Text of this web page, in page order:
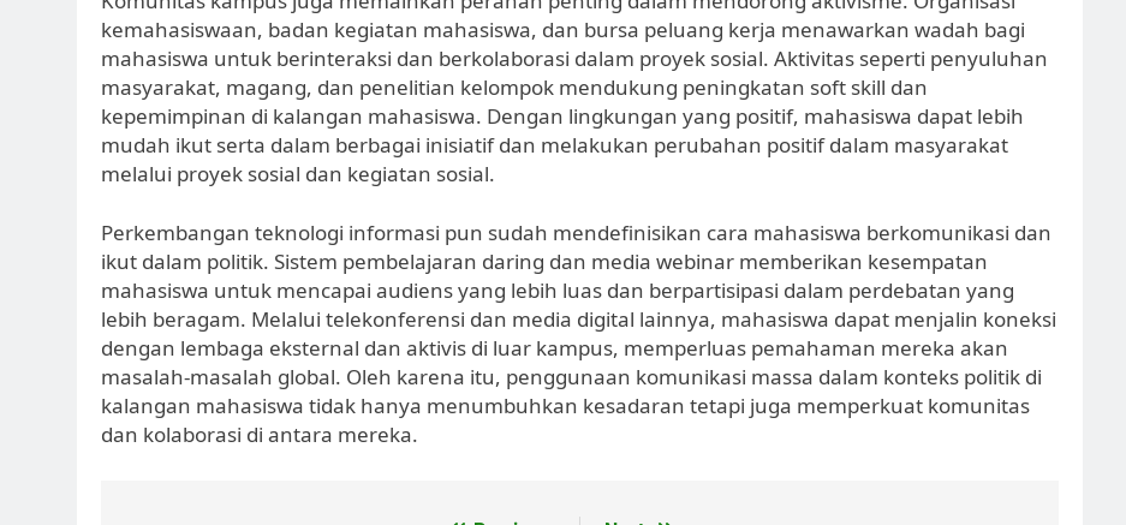
kemahasiswaan, badan kegiatan mahasiswa, dan bursa peluang kerja menawarkan wadah bagi
mahasiswa untuk berinteraksi dan berkolaborasi dalam proyek sosial. Aktivitas seperti penyuluhan
masyarakat, magang, dan penelitian kelompok mendukung peningkatan soft skill dan
kepemimpinan di kalangan mahasiswa. Dengan lingkungan yang positif, mahasiswa dapat lebih
mudah ikut serta dalam berbagai inisiatif dan melakukan perubahan positif dalam masyarakat
melalui proyek sosial dan kegiatan sosial.
Perkembangan teknologi informasi pun sudah mendefinisikan cara mahasiswa berkomunikasi dan
ikut dalam politik. Sistem pembelajaran daring dan media webinar memberikan kesempatan
mahasiswa untuk mencapai audiens yang lebih luas dan berpartisipasi dalam perdebatan yang
lebih beragam. Melalui telekonferensi dan media digital lainnya, mahasiswa dapat menjalin koneksi
dengan lembaga eksternal dan aktivis di luar kampus, memperluas pemahaman mereka akan
masalah-masalah global. Oleh karena itu, penggunaan komunikasi massa dalam konteks politik di
kalangan mahasiswa tidak hanya menumbuhkan kesadaran tetapi juga memperkuat komunitas
dan kolaborasi di antara mereka.